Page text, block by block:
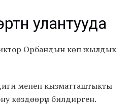
улантууда
Орбандын көп жылдык
менен кызматташтыкты
көздөөрүн билдирген.